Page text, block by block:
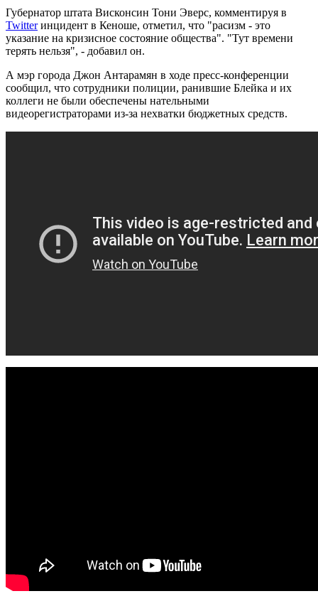
Губернатор штата Висконсин Тони Эверс, комментируя в
Twitterинцидент в Кеноше, отметил, что "расизм - это
указание на кризисное состояние общества". "Тут времени
терять нельзя", - добавил он.
А мэр города Джон Антарамян в ходе пресс-конференции
сообщил, что сотрудники полиции, ранившие Блейка и их
коллеги не были обеспечены нательными
видеорегистраторами из-за нехватки бюджетных средств.